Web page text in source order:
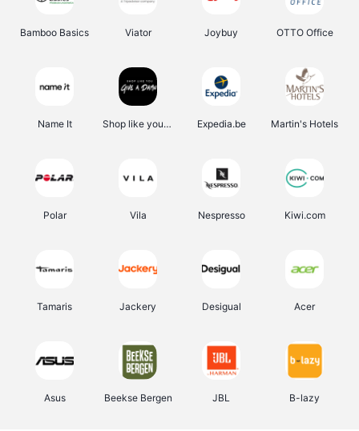
Bamboo Basics Viator Joybuy OTTO Office
Name It Shop like you Give A Damn Expedia.be Martin's Hotels
Polar Vila Nespresso Kiwi.com
Tamaris Jackery Desigual Acer
Asus Beekse Bergen JBL B-lazy